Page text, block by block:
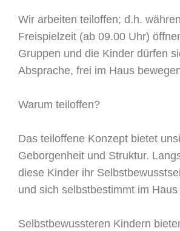
Wir arbeiten teiloffen; d.h.
Freispielzeit (ab 09.00 Uhr)
Gruppen und die Kinder dürfen
Absprache, frei im Haus
Warum teiloffen?
Das teiloffene Konzept bietet
Geborgenheit und Struktur.
diese Kinder ihr
und sich selbstbestimmt im
Selbstbewussteren Kindern